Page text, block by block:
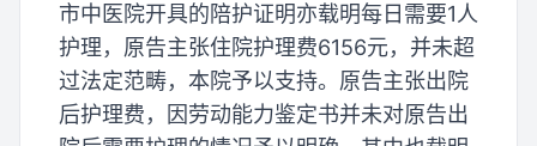
市中医院开具的陪护证明亦载明每日需要1人
护理，原告主张住院护理费6156元，并未超
过法定范畴，本院予以支持。原告主张出院
后护理费，因劳动能力鉴定书并未对原告出